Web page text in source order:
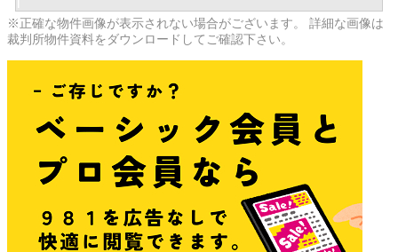
※正確な物件画像が表示されない場合がございます。 詳細な画像は
裁判所物件資料をダウンロードしてご確認下さい。